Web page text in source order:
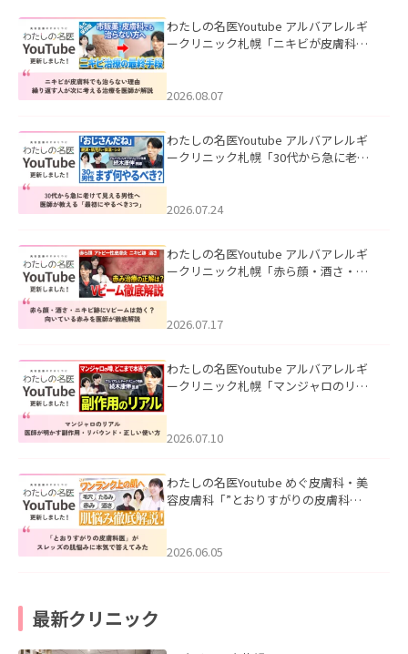
わたしの名医Youtube アルバアレルギ
ークリニック札幌「ニキビが皮膚科で
ました。
2026.08.07
わたしの名医Youtube アルバアレルギ
ークリニック札幌「30代から急に老け
た。
2026.07.24
わたしの名医Youtube アルバアレルギ
ークリニック札幌「赤ら顔・酒さ・ニ
した。
2026.07.17
わたしの名医Youtube アルバアレルギ
ークリニック札幌「マンジャロのリア
た。
2026.07.10
わたしの名医Youtube めぐ皮膚科・美
容皮膚科「”とおりすがりの皮膚科
2026.06.05
最新クリニック